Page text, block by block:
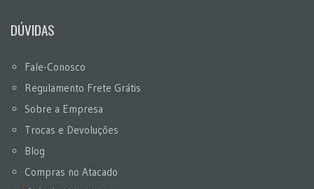
DÚVIDAS
Fale-Conosco
Regulamento Frete Grátis
Sobre a Empresa
Trocas e Devoluções
Blog
Compras no Atacado